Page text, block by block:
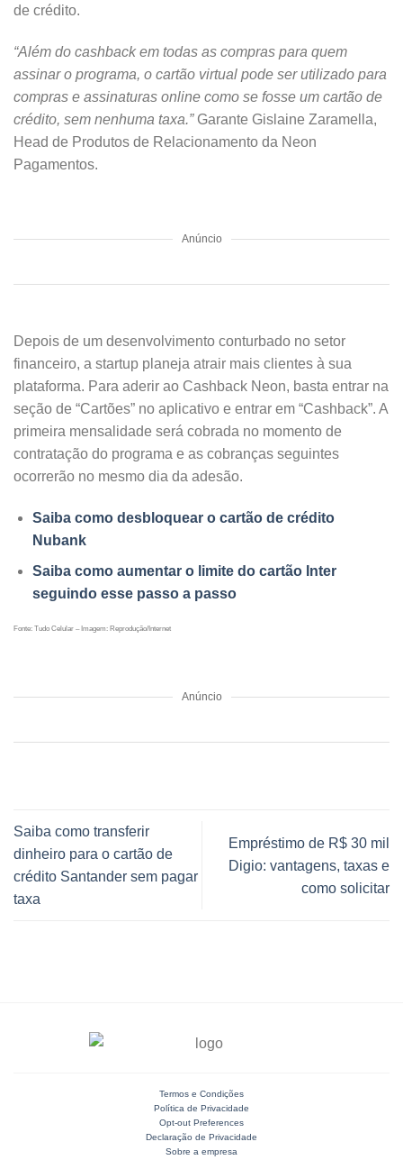
de crédito.
“Além do cashback em todas as compras para quem
assinar o programa, o cartão virtual pode ser utilizado para
compras e assinaturas online como se fosse um cartão de
crédito, sem nenhuma taxa.” Garante Gislaine Zaramella,
Head de Produtos de Relacionamento da Neon
Pagamentos.
Anúncio
Depois de um desenvolvimento conturbado no setor
financeiro, a startup planeja atrair mais clientes à sua
plataforma. Para aderir ao Cashback Neon, basta entrar na
seção de “Cartões” no aplicativo e entrar em “Cashback”. A
primeira mensalidade será cobrada no momento de
contratação do programa e as cobranças seguintes
ocorrerão no mesmo dia da adesão.
Saiba como desbloquear o cartão de crédito
Nubank
Saiba como aumentar o limite do cartão Inter
seguindo esse passo a passo
Fonte: Tudo Celular – Imagem: Reprodução/Internet
Anúncio
Saiba como transferir
dinheiro para o cartão de
crédito Santander sem pagar
taxa
Empréstimo de R$ 30 mil
Digio: vantagens, taxas e
como solicitar
Termos e Condições
Política de Privacidade
Opt-out Preferences
Declaração de Privacidade
Sobre a empresa